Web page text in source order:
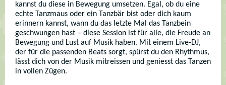
kannst du diese in Bewegung umsetzen. Egal, ob du eine
echte Tanzmaus oder ein Tanzbär bist oder dich kaum
erinnern kannst, wann du das letzte Mal das Tanzbein
geschwungen hast – diese Session ist für alle, die Freude an
Bewegung und Lust auf Musik haben. Mit einem Live-DJ,
der für die passenden Beats sorgt, spürst du den Rhythmus,
lässt dich von der Musik mitreissen und geniesst das Tanzen
in vollen Zügen.